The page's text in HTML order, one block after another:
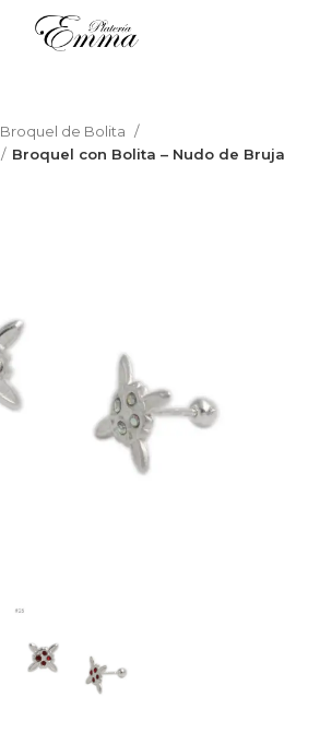
Broquel de Bolita
Broquel con Bolita – Nudo de Bruja